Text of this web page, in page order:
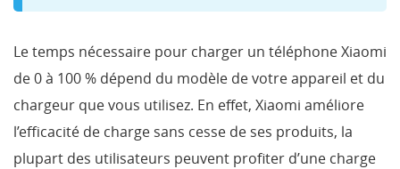
Le temps nécessaire pour charger un téléphone Xiaomi
de 0 à 100 % dépend du modèle de votre appareil et du
chargeur que vous utilisez. En effet, Xiaomi améliore
l’efficacité de charge sans cesse de ses produits, la
plupart des utilisateurs peuvent profiter d’une charge